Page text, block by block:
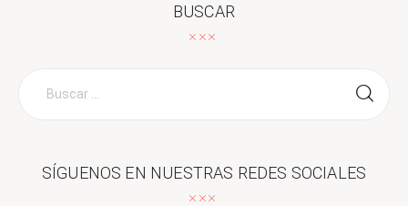
BUSCAR
SÍGUENOS EN NUESTRAS REDES SOCIALES